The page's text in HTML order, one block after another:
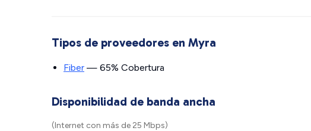
Tipos de proveedores en Myra
Fiber — 65% Cobertura
Disponibilidad de banda ancha
(Internet con más de 25 Mbps)